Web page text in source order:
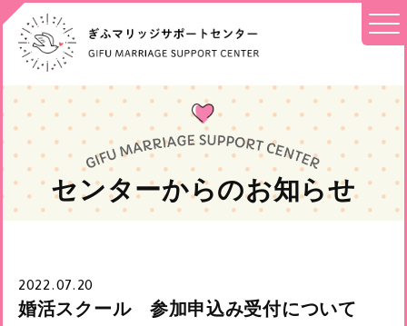
センターからのお知らせ
2022.07.20
婚活スクール 参加申込み受付について